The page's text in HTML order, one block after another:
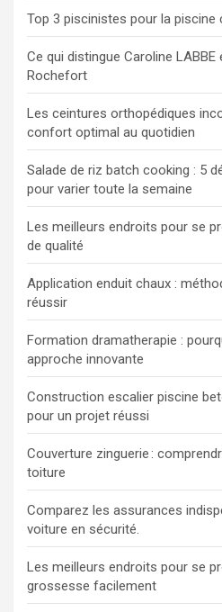
Top 3 piscinistes pour la piscine
Ce qui distingue Caroline LABBE
Rochefort
Les ceintures orthopédiques
confort optimal au quotidien
Salade de riz batch cooking : 5
pour varier toute la semaine
Les meilleurs endroits pour se
de qualité
Application enduit chaux :
réussir
Formation dramatherapie :
approche innovante
Construction escalier piscine
pour un projet réussi
Couverture zinguerie :
toiture
Comparez les assurances
voiture en sécurité.
Les meilleurs endroits pour se
grossesse facilement